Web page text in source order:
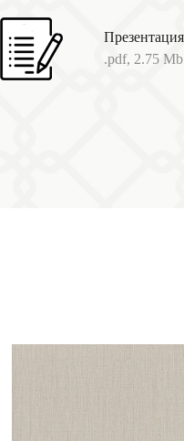
Презентация
.pdf, 2.75 Mb